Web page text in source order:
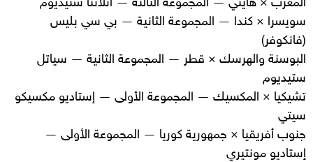
سويسرا × كندا — المجموعة الثانية — بي سي بليس
(فانكوفر)
البوسنة والهرسك × قطر — المجموعة الثانية — سياتل
ستيديوم
تشيكيا × المكسيك — المجموعة الأولى — إستاديو مكسيكو
سيتي
جنوب أفريقيا × جمهورية كوريا — المجموعة الأولى —
إستاديو مونتيري